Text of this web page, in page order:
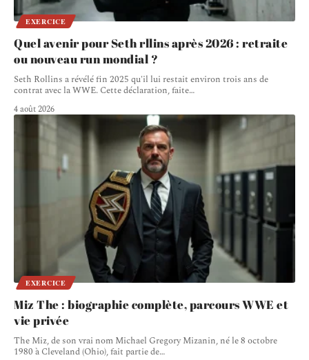
EXERCICE
Quel avenir pour Seth rllins après 2026 : retraite
ou nouveau run mondial ?
Seth Rollins a révélé fin 2025 qu'il lui restait environ trois ans de
contrat avec la WWE. Cette déclaration, faite…
4 août 2026
EXERCICE
Miz The : biographie complète, parcours WWE et
vie privée
The Miz, de son vrai nom Michael Gregory Mizanin, né le 8 octobre
1980 à Cleveland (Ohio), fait partie de…